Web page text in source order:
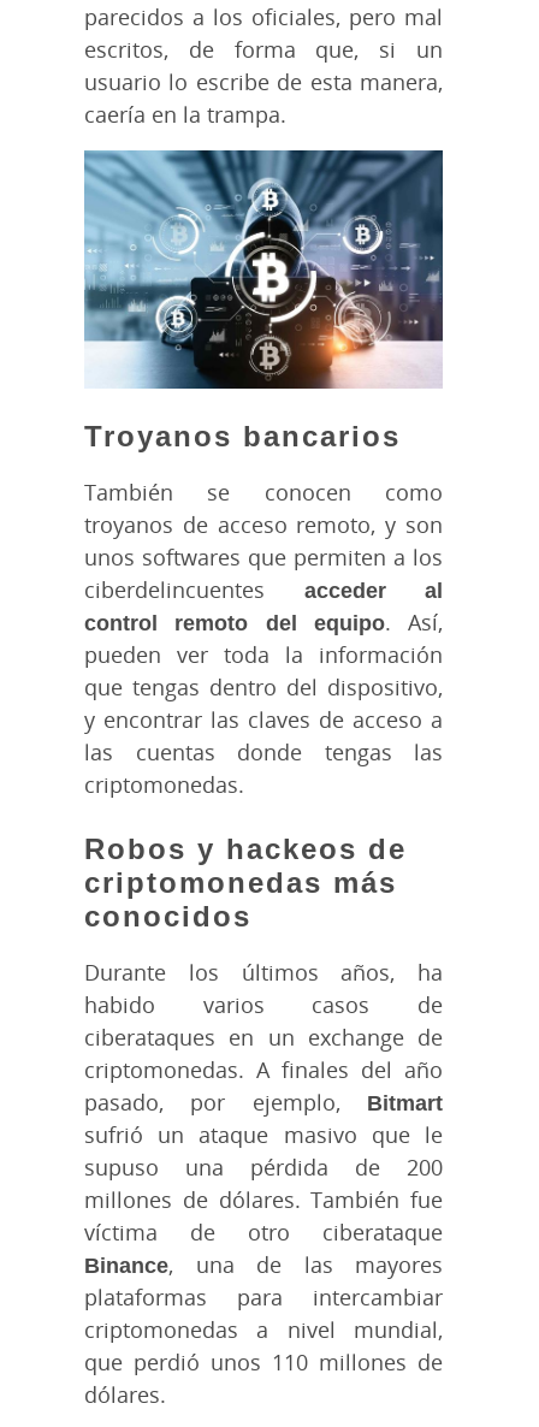
parecidos a los oficiales, pero mal
escritos, de forma que, si un
usuario lo escribe de esta manera,
caería en la trampa.
Troyanos bancarios
También se conocen como
troyanos de acceso remoto, y son
unos softwares que permiten a los
ciberdelincuentes acceder al
control remoto del equipo. Así,
pueden ver toda la información
que tengas dentro del dispositivo,
y encontrar las claves de acceso a
las cuentas donde tengas las
criptomonedas.
Robos y hackeos de
criptomonedas más
conocidos
Durante los últimos años, ha
habido varios casos de
ciberataques en un exchange de
criptomonedas. A finales del año
pasado, por ejemplo, Bitmart
sufrió un ataque masivo que le
supuso una pérdida de 200
millones de dólares. También fue
víctima de otro ciberataque
Binance, una de las mayores
plataformas para intercambiar
criptomonedas a nivel mundial,
que perdió unos 110 millones de
dólares.